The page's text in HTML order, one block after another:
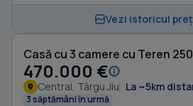
Vezi istoricul
Casă cu 3 camere cu Teren
470.000 €
Central, Târgu Jiu La ~5km
3 săptămâni în urmă